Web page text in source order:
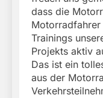
dass die
Trainings
Projekts aktiv
Das ist ein
aus der